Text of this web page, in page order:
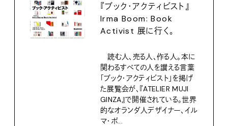
『ブック・アクティビスト』
Irma Boom: Book
Activist 展に行く。
読む人、売る人、作る人。本に
関わるすべての人を讃える言葉
「ブック・アクティビスト」を掲げ
た展覧会が、『ATELIER MUJI
GINZA』で開催されている。世界
的なオランダ人デザイナー、イル
マ・ボ...